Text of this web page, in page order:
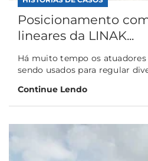
Posicionamento
lineares da LINAK...
Há muito tempo os
sendo usados para regular
Continue Lendo